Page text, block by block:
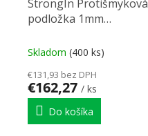
StrongIn Protišmyková
podložka 1mm
Skladom (400 ks)
€131,93 bez DPH
€162,27 / ks
Do košíka